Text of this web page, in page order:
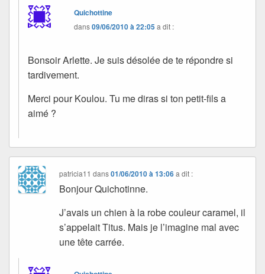
Quichottine
dans09/06/2010 à 22:05a dit :
Bonsoir Arlette. Je suis désolée de te répondre si
tardivement.
Merci pour Koulou. Tu me diras si ton petit-fils a
aimé ?
patricia11 dans01/06/2010 à 13:06 a dit :
Bonjour Quichotinne.
J’avais un chien à la robe couleur caramel, il
s’appelait Titus. Mais je l’imagine mal avec
une tête carrée.